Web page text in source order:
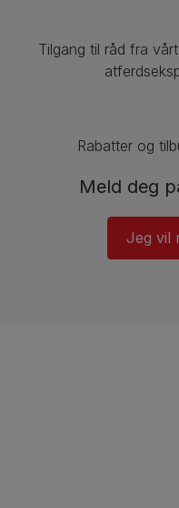
Tilgang til råd fra
Rabatter og
Meld deg
Jeg vil